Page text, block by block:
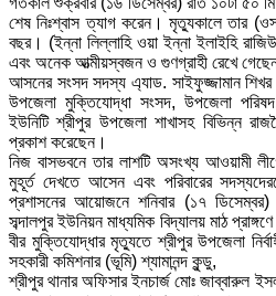
শেষ নিঃশ্বাস ত্যাগ করেন। মৃত্যুকালে তার
বছর। (ইন্না লিল্লাহি ওয়া ইন্না ইলাইহি
এবং অনেক আত্মীয়স্বজন ও গুণগ্রাহী রেখে
আসনের সংসদ সদস্য এ্যাড. সাইফুজ্জামান
উপজেলা মুক্তিযোদ্ধা সংসদ, উপজেলা পরিষদ,
ইউনিটি শ্রীপুর উপজেলা শাখাসহ বিভিন্ন
প্রকাশ করেছেন।
নিজ বাসভবনে তার লাশটি অসংখ্য আওয়ামী
মুহূর্ত দেখতে আসেন এবং পরিবারের
প্রশাসনের আয়োজনে শনিবার (১৭
সব্দালপুর ইউনিয়ন মাধ্যমিক বিদ্যালয় মাঠ
বীর মুক্তিযোদ্ধার মৃত্যুতে শ্রীপুর উপজেলা
সহকারী কমিশনার (ভূমি) শ্যামানন্দ কুন্ডু,
শ্রীপুর থানার অফিসার ইনচার্জ মোঃ জাব্বারুল